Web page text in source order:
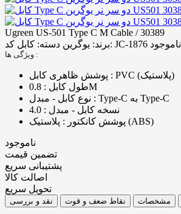
Ugreen US-501 Type C M Cable / 30389
برند: یوگرین دسته: کابل کد: JC-1876 ناموجود
ویژگی ها :
پوشش ظاهری کابل : PVC (پلاستیک)
طول کابل : 0.8M
نوع کابل - مبدل : Type-C به Type-C
نسخه کابل - مبدل : 4.0
پوشش کانکتور : پلاستیک (ABS)
ناموجود
تضمین قیمت
پشتیبانی سریع
اصالت کالا
تحویل سریع
نقد و بررسی نقاط ضعف و قوت مشخصات